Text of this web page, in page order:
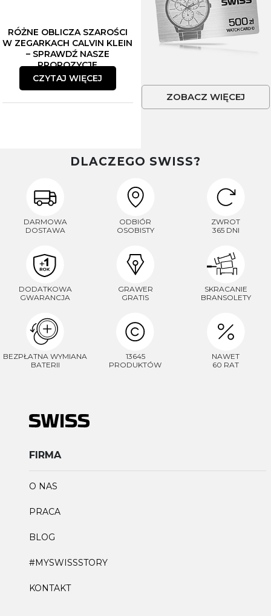
RÓŻNE OBLICZA SZAROŚCI
W ZEGARKACH CALVIN KLEIN
– SPRAWDŹ NASZE
PROPOZYCJE
CZYTAJ WIĘCEJ
ZOBACZ WIĘCEJ
DLACZEGO SWISS?
DARMOWA
DOSTAWA
ODBIÓR
OSOBISTY
ZWROT
365 DNI
DODATKOWA
GWARANCJA
GRAWER
GRATIS
SKRACANIE
BRANSOLETY
BEZPŁATNA WYMIANA
BATERII
13645
PRODUKTÓW
NAWET
60 RAT
FIRMA
O NAS
PRACA
BLOG
#MYSWISSSTORY
KONTAKT